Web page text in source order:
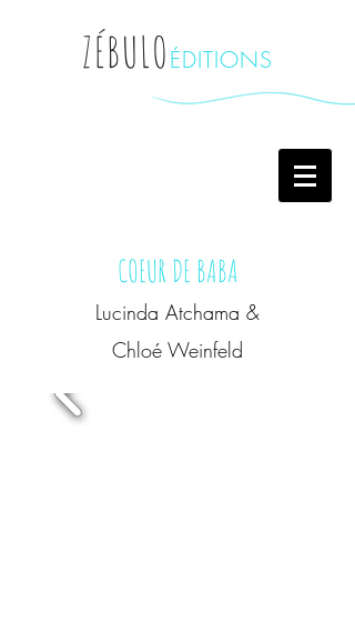
ZÉBULOÉDITIONS
COEUR DE BABA
Lucinda Atchama &
Chloé Weinfeld